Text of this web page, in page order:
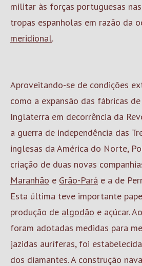
militar às forças portuguesas
tropas espanholas em razão da
meridional.
Aproveitando-se de condições
como a expansão das fábricas
Inglaterra em decorrência da
a guerra de independência das
inglesas da América do Norte,
criação de duas novas
Maranhão e Grão-Pará e a de
Esta última teve importante
produção de algodão e açúcar.
foram adotadas medidas para
jazidas auríferas, foi
dos diamantes. A construção